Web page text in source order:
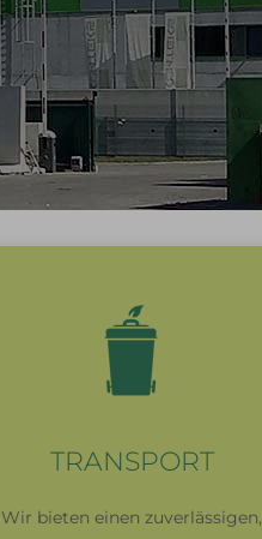
TRANSPORT
Wir bieten einen zuverlässigen,